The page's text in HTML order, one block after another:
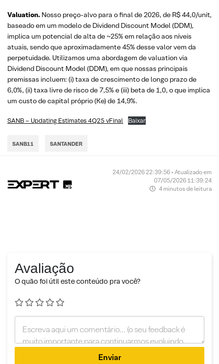
Valuation. Nosso preço-alvo para o final de 2026, de R$ 44,0/unit,
baseado em um modelo de Dividend Discount Model (DDM),
implica um potencial de alta de ~25% em relação aos níveis
atuais, sendo que aproximadamente 45% desse valor vem da
perpetuidade. Utilizamos uma abordagem de valuation via
Dividend Discount Model (DDM), em que nossas principais
premissas incluem: (i) taxa de crescimento de longo prazo de
6,0%, (ii) taxa livre de risco de 7,5% e (iii) beta de 1,0, o que implica
um custo de capital próprio (Ke) de 14,9%.
SANB – Updating Estimates 4Q25 vFinal Baixar
SANB11 SANTANDER
24/02/2026 22:39:56 • Atualizado em
07/05/2026 11:39:24
4 minutos de leitura
Avaliação
O quão foi útil este conteúdo pra você?
Enviar